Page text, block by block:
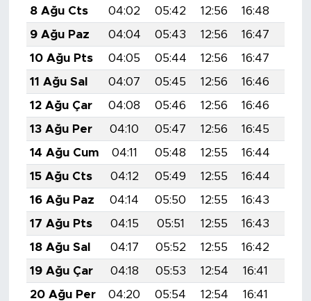
8 Ağu Cts
04:02 05:42 12:56 16:48
9 Ağu Paz
04:04 05:43 12:56 16:47
10 Ağu Pts
04:05 05:44 12:56 16:47
11 Ağu Sal
04:07 05:45 12:56 16:46
12 Ağu Çar
04:08 05:46 12:56 16:46
13 Ağu Per
04:10 05:47 12:56 16:45
14 Ağu Cum
04:11 05:48 12:55 16:44
15 Ağu Cts
04:12 05:49 12:55 16:44
16 Ağu Paz
04:14 05:50 12:55 16:43
17 Ağu Pts
04:15 05:51 12:55 16:43
18 Ağu Sal
04:17 05:52 12:55 16:42
19 Ağu Çar
04:18 05:53 12:54 16:41
20 Ağu Per
04:20 05:54 12:54 16:41